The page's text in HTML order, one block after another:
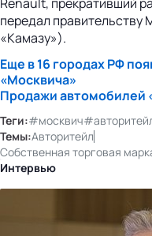
передал правительству
«Камазу»).
Еще в 16 городах РФ
«Москвича»
Продажи автомобилей
Теги:#москвич
Темы:Авторитейл
Собственная торговая
Интервью